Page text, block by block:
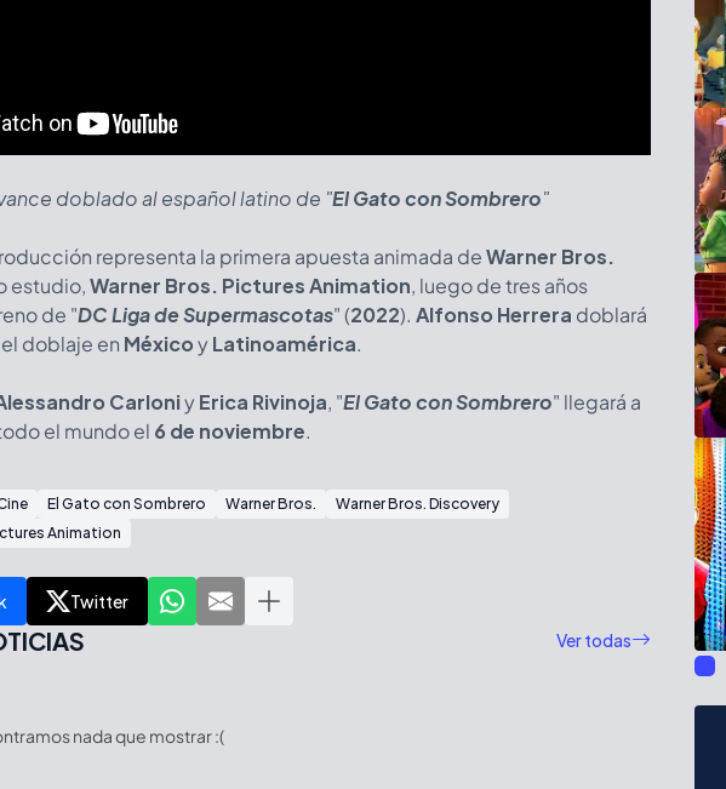
doblado al español latino de "El Gato con Sombrero"
representa la primera apuesta animada deWarner Bros.
estudio,Warner Bros. Pictures Animation, luego de tres años
de "DC Liga de Supermascotas" (2022). Alfonso Herrera doblará
doblaje en MéxicoyLatinoamérica.
CarloniyErica Rivinoja, "El Gato con Sombrero" llegará a
el mundo el 6 de noviembre.
El Gato con Sombrero Warner Bros.
Warner Bros. Discovery
Animation
Twitter
Ver todas
nada que mostrar :(